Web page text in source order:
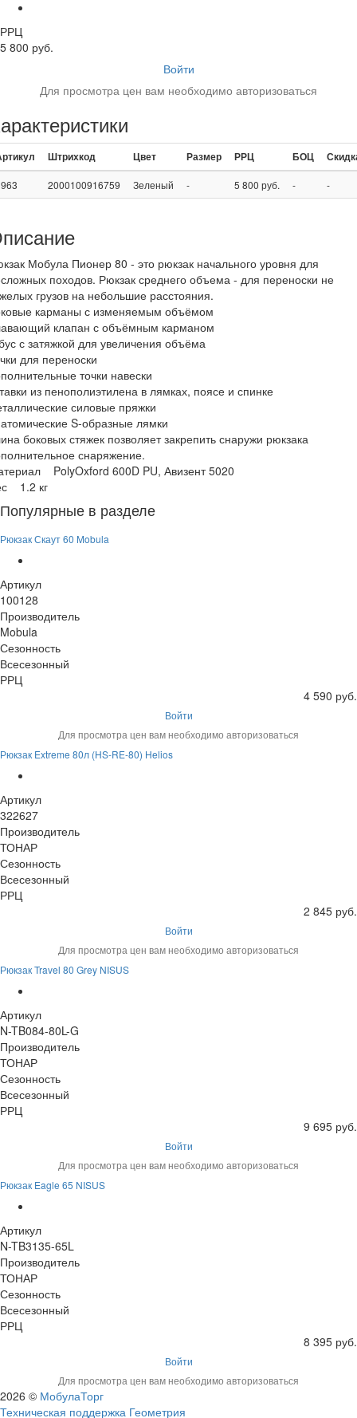
РРЦ
5 800 руб.
Войти
Для просмотра цен вам необходимо авторизоваться
Штрихкод Цвет Размер РРЦ БОЦ
2000100916759 Зеленый - 5 800 руб. - -
Мобула Пионер 80 - это рюкзак начального уровня для
походов. Рюкзак среднего объема - для переноски не
грузов на небольшие расстояния.
карманы с изменяемым объёмом
клапан с объёмным карманом
с затяжкой для увеличения объёма
для переноски
точки навески
из пенополиэтилена в лямках, поясе и спинке
силовые пряжки
S-образные лямки
боковых стяжек позволяет закрепить снаружи рюкзака
снаряжение.
PolyOxford 600D PU, Авизент 5020
1.2 кг
Популярные в разделе
Рюкзак Скаут 60 Mobula
Артикул
100128
Производитель
Mobula
Сезонность
Всесезонный
РРЦ
4 590 руб.
Войти
Для просмотра цен вам необходимо авторизоваться
Рюкзак Extreme 80л (HS-RE-80) Helios
Артикул
322627
Производитель
ТОНАР
Сезонность
Всесезонный
РРЦ
2 845 руб.
Войти
Для просмотра цен вам необходимо авторизоваться
Рюкзак Travel 80 Grey NISUS
Артикул
N-TB084-80L-G
Производитель
ТОНАР
Сезонность
Всесезонный
РРЦ
9 695 руб.
Войти
Для просмотра цен вам необходимо авторизоваться
Рюкзак Eagle 65 NISUS
Артикул
N-TB3135-65L
Производитель
ТОНАР
Сезонность
Всесезонный
РРЦ
8 395 руб.
Войти
Для просмотра цен вам необходимо авторизоваться
2026 © МобулаТорг
Техническая поддержка Геометрия